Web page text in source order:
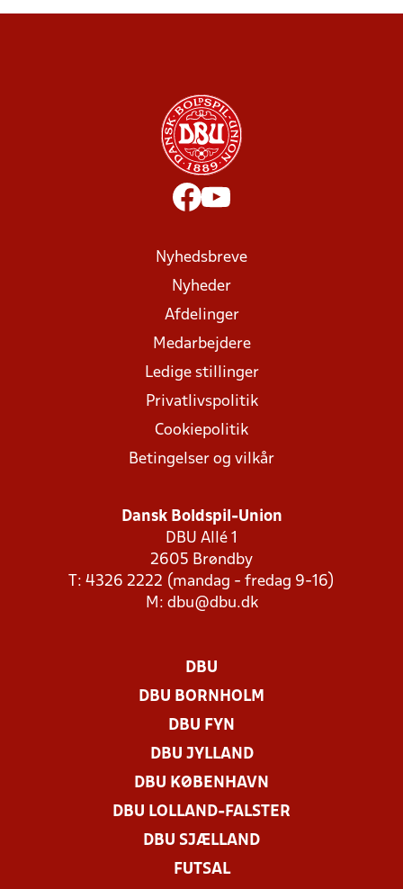
Nyhedsbreve
Nyheder
Afdelinger
Medarbejdere
Ledige stillinger
Privatlivspolitik
Cookiepolitik
Betingelser og vilkår
Dansk Boldspil-Union
DBU Allé 1
2605 Brøndby
T: 4326 2222 (mandag - fredag 9-16)
M: dbu@dbu.dk
DBU
DBU BORNHOLM
DBU FYN
DBU JYLLAND
DBU KØBENHAVN
DBU LOLLAND-FALSTER
DBU SJÆLLAND
FUTSAL